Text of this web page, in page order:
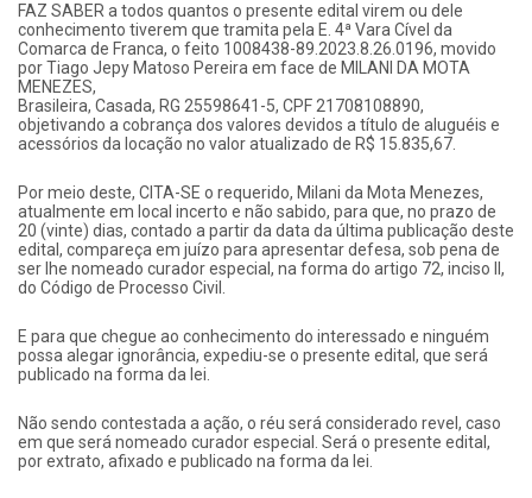
FAZ SABER a todos quantos o presente edital virem ou dele
conhecimento tiverem que tramita pela E. 4ª Vara Cível da
Comarca de Franca, o feito 1008438-89.2023.8.26.0196, movido
por Tiago Jepy Matoso Pereira em face de MILANI DA MOTA
MENEZES,
Brasileira, Casada, RG 25598641-5, CPF 21708108890,
objetivando a cobrança dos valores devidos a título de aluguéis e
acessórios da locação no valor atualizado de R$ 15.835,67.
Por meio deste, CITA-SE o requerido, Milani da Mota Menezes,
atualmente em local incerto e não sabido, para que, no prazo de
20 (vinte) dias, contado a partir da data da última publicação deste
edital, compareça em juízo para apresentar defesa, sob pena de
ser lhe nomeado curador especial, na forma do artigo 72, inciso II,
do Código de Processo Civil.
E para que chegue ao conhecimento do interessado e ninguém
possa alegar ignorância, expediu-se o presente edital, que será
publicado na forma da lei.
Não sendo contestada a ação, o réu será considerado revel, caso
em que será nomeado curador especial. Será o presente edital,
por extrato, afixado e publicado na forma da lei.